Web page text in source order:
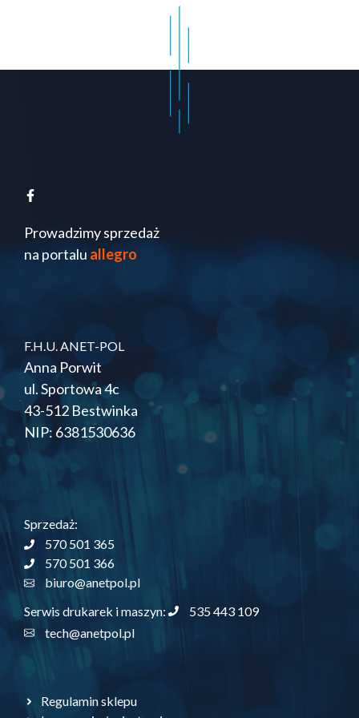
Prowadzimy sprzedaż
na portalu allegro
F.H.U. ANET-POL
Anna Porwit
ul. Sportowa 4c
43-512 Bestwinka
NIP: 6381530636
Sprzedaż:
570 501 365
570 501 366
biuro@anetpol.pl
Serwis drukarek i maszyn:
535 443 109
tech@anetpol.pl
Regulamin sklepu